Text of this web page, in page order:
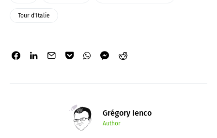
Tour d'Italie
Grégory Ienco
Author